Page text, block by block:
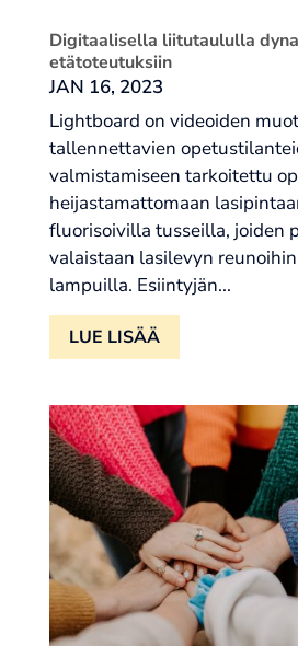
Digitaalisella liitutaululla
etätoteutuksiin
JAN 16, 2023
Lightboard on videoiden
tallennettavien
valmistamiseen tarkoitettu
heijastamattomaan
fluorisoivilla tusseilla, joiden
valaistaan lasilevyn
lampuilla. Esiintyjän...
LUE LISÄÄ